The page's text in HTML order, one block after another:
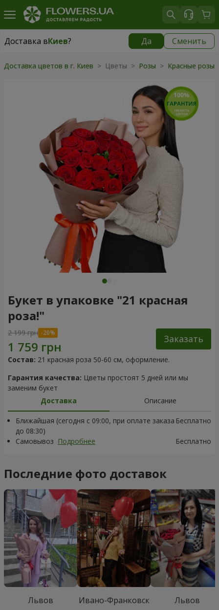
Доставка вКиев? Да Сменить
Доставка вКиев
Доставка цветов в г. Киев > Цветы > Розы > Красные розы
Букет в упаковке "21 красная
роза!"
2 199 грн
Заказать
Состав: 21 красная роза 50-60 см, оформление.
Гарантия качества: Цветы простоят 5 дней или мы
заменим букет
Доставка
Описание
Ближайшая (сегодня с 09:00, при оплате заказа
до 08:30)
Бесплатно
Самовывоз Подробнее Бесплатно
Последние фото доставок
Львов Ивано-Франковск Львов